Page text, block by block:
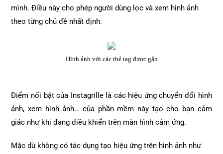
mình. Điều này cho phép người dùng lọc và xem hình ảnh
theo từng chủ đề nhất định.
Hình ảnh với các thẻ tag được gắn
Điểm nổi bật của Instagrille là các hiệu ứng chuyển đổi hình
ảnh, xem hình ảnh… của phần mềm này tạo cho bạn cảm
giác như khi đang điều khiển trên màn hình cảm ứng.
Mặc dù không có tác dụng tạo hiệu ứng trên hình ảnh như